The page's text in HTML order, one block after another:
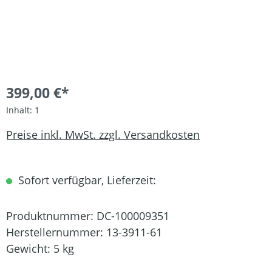
399,00 €*
Inhalt: 1
Preise inkl. MwSt. zzgl. Versandkosten
Sofort verfügbar, Lieferzeit:
Produktnummer: DC-100009351
Herstellernummer: 13-3911-61
Gewicht: 5 kg